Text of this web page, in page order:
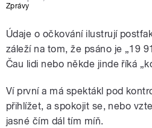
Zprávy
Údaje o očkování ilustrují
záleží na tom, že psáno je „19
Čau lidi nebo někde jinde říká
Ví první a má spektákl pod
přihlížet, a spokojit se, nebo
jasné čím dál tím míň.